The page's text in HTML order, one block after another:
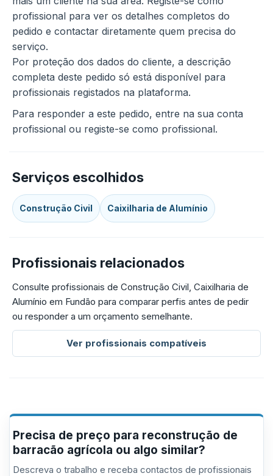
profissional para ver os detalhes completos do
pedido e contactar diretamente quem precisa do
serviço.
Por proteção dos dados do cliente, a descrição
completa deste pedido só está disponível para
profissionais registados na plataforma.
Para responder a este pedido, entre na sua conta
profissional ou registe-se como profissional.
Serviços escolhidos
Construção Civil Caixilharia de Alumínio
Profissionais relacionados
Consulte profissionais de Construção Civil, Caixilharia de
Alumínio em Fundão para comparar perfis antes de pedir
ou responder a um orçamento semelhante.
Ver profissionais compatíveis
Precisa de preço para reconstrução de
barracão agrícola ou algo similar?
Descreva o trabalho e receba contactos de profissionais